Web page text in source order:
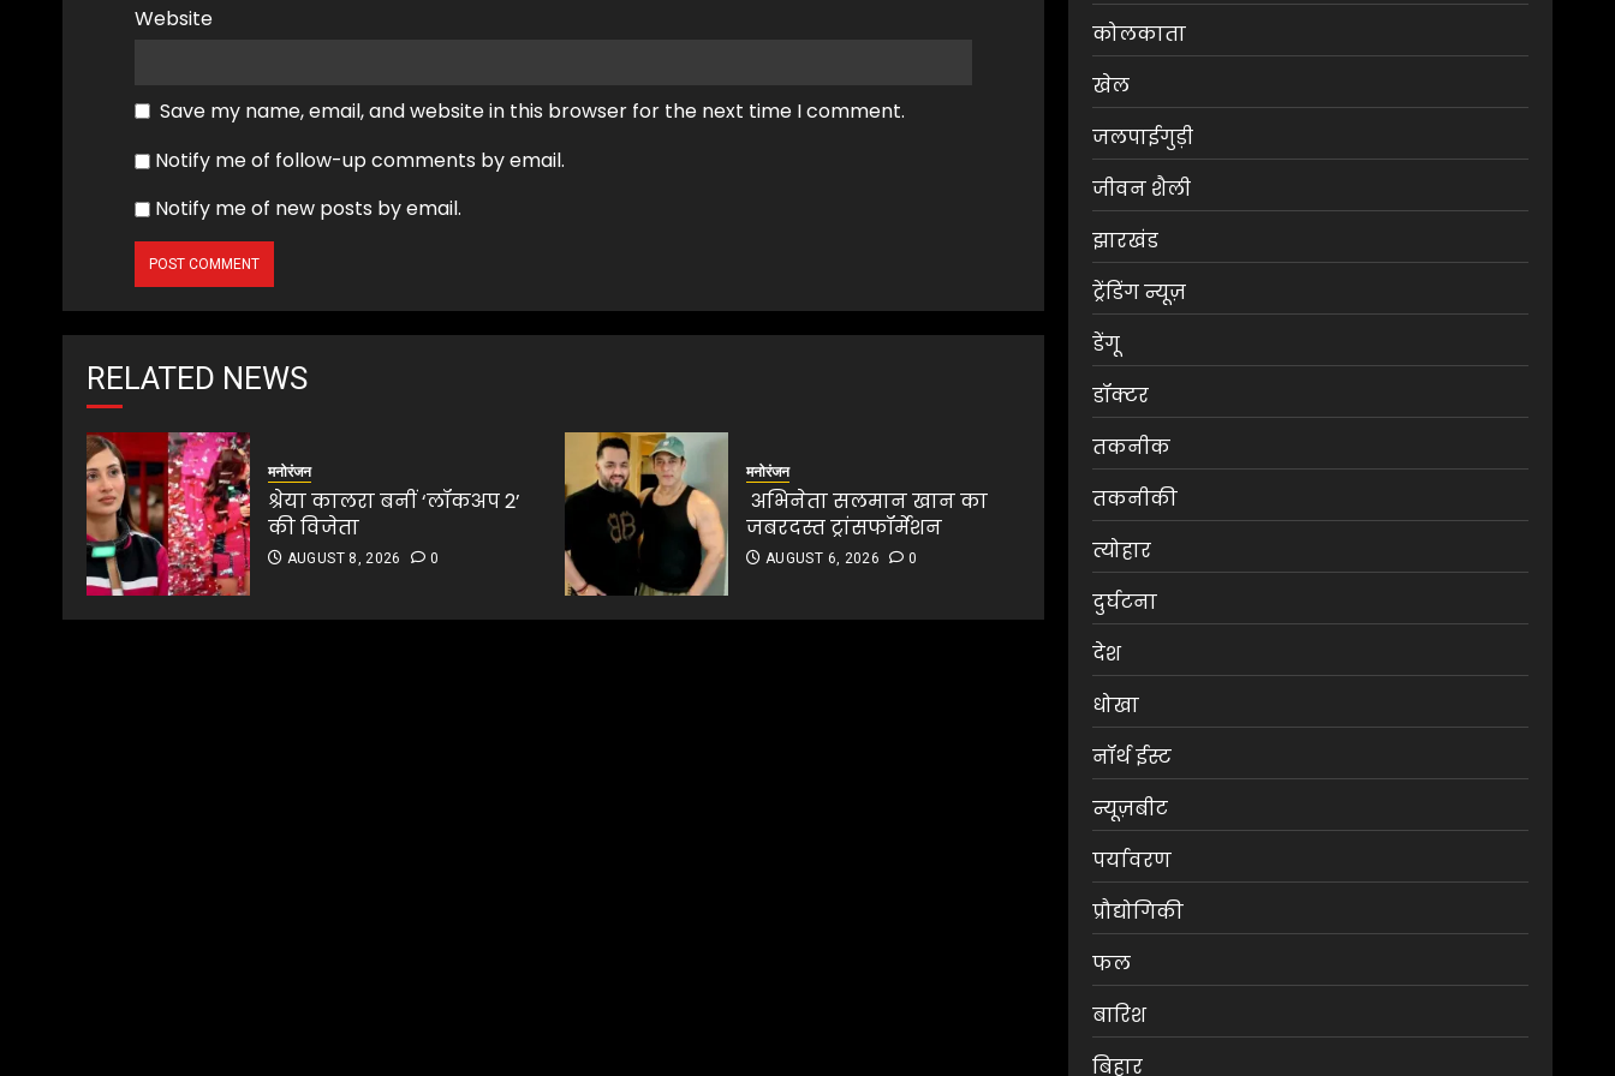
Website
Save my name, email, and website in this browser for the next time I comment.
Notify me of follow-up comments by email.
Notify me of new posts by email.
RELATED NEWS
मनोरंजन
श्रेया कालरा बनीं ‘लॉकअप 2’
की विजेता
AUGUST 8, 2026 0
मनोरंजन
अभिनेता सलमान खान का
जबरदस्त ट्रांसफॉर्मेशन
AUGUST 6, 2026 0
कोलकाता
खेल
जलपाईगुड़ी
जीवन शैली
झारखंड
ट्रेंडिंग न्यूज़
डेंगू
डॉक्टर
तकनीक
तकनीकी
त्योहार
दुर्घटना
देश
धोखा
नॉर्थ ईस्ट
न्यूज़बीट
पर्यावरण
प्रौद्योगिकी
फल
बारिश
बिहार
की विजेता